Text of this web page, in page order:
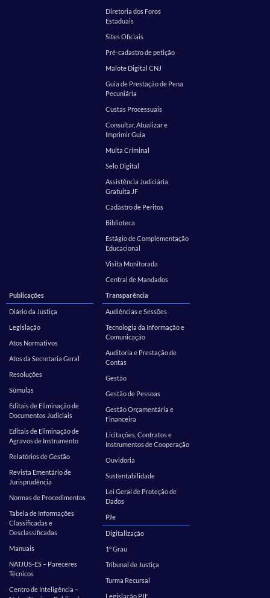
Diretoria dos Foros
Estaduais
Sites Oficiais
Pré-cadastro de petição
Malote Digital CNJ
Guia de Prestação de Pena
Pecuniária
Custas Processuais
Consultar, Atualizar e
Imprimir Guia
Multa Criminal
Selo Digital
Assistência Judiciária
Gratuita JF
Cadastro de Peritos
Biblioteca
Estágio de Complementação
Educacional
Visita Monitorada
Central de Mandados
Publicações
Diário da Justiça
Legislação
Atos Normativos
Atos da Secretaria Geral
Resoluções
Súmulas
Editais de Eliminação de
Documentos Judiciais
Editais de Eliminação de
Agravos de Instrumento
Relatórios de Gestão
Revista Ementário de
Jurisprudência
Normas de Procedimentos
Tabela de Informações
Classificadas e
Desclassificadas
Manuais
NATJUS-ES – Pareceres
Técnicos
Centro de Inteligência –
Transparência
Audiências e Sessões
Tecnologia da Informação e
Comunicação
Auditoria e Prestação de
Contas
Gestão
Gestão de Pessoas
Gestão Orçamentária e
Financeira
Licitações, Contratos e
Instrumentos de Cooperação
Ouvidoria
Sustentabilidade
Lei Geral de Proteção de
Dados
PJe
Digitalização
1º Grau
Tribunal de Justiça
Turma Recursal
Legislação PJE